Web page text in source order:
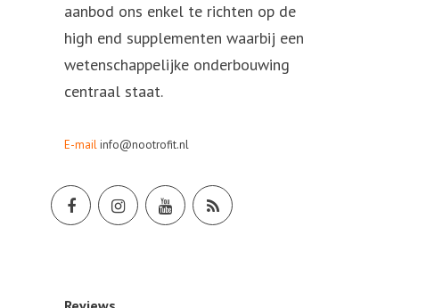
aanbod ons enkel te richten op de
high end supplementen waarbij een
wetenschappelijke onderbouwing
centraal staat.
E-mailinfo@nootrofit.nl